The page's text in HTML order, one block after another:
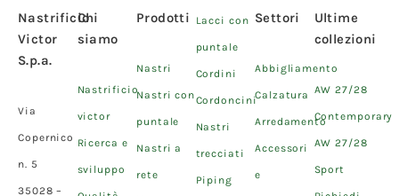
Nastrificio
Victor
S.p.a.
Via
Copernico
n. 5
35028 –
Chi
siamo
Nastrificio
victor
Ricerca e
sviluppo
Prodotti
Nastri
Nastri con
puntale
Nastri a
rete
Lacci con
puntale
Cordini
Cordoncini
Nastri
trecciati
Piping
Settori
Abbigliamento
Calzatura
Arredamento
Accessori
e
Ultime
collezioni
AW 27/28
Contemporary
AW 27/28
Sport